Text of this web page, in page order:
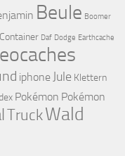
Beule Boomer
Container Daf Dodge Earthcache
iphone Jule Klettern
Pokémon Pokémon
TruckWald